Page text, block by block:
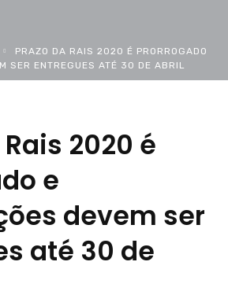
PRAZO DA RAIS 2020 É PRORROGADO
SER ENTREGUES ATÉ 30 DE ABRIL
2020 é
e
devem ser
até 30 de